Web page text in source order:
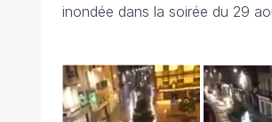
inondée dans la soirée du 29